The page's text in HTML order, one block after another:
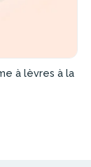
à lèvres à la